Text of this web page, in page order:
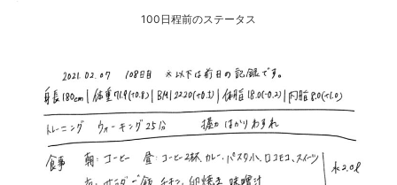
100日程前のステータス